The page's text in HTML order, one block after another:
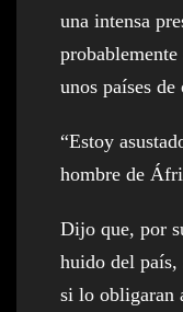
una intensa
unos países
“Estoy
hombre de
Dijo que, por
huido del país,
si lo obligaran